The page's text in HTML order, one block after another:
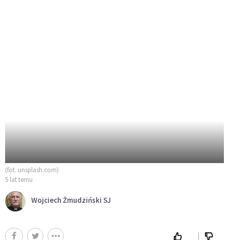
(fot. unsplash.com)
5 lat temu
Wojciech Żmudziński SJ